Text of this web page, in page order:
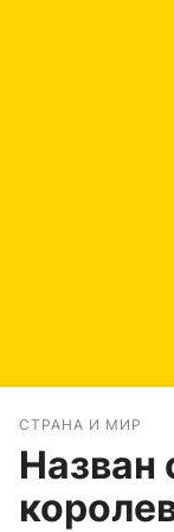
СТРАНА И МИР
Назван